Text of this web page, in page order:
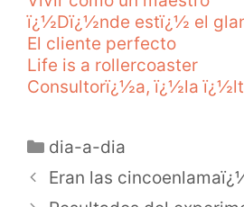
ï¿½Dï¿½nde estï¿½ el
El cliente perfecto
Life is a rollercoaster
Consultorï¿½a, ï¿½la
dia-a-dia
Eran las